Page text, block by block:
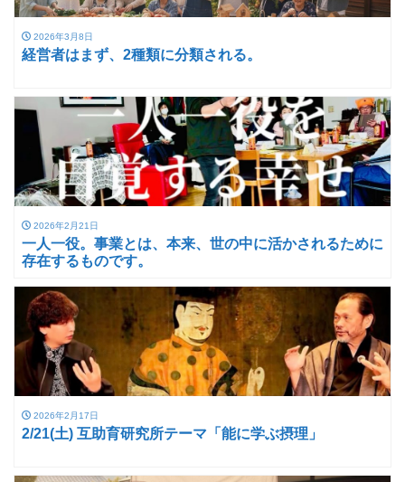
2026年3月8日
経営者はまず、2種類に分類される。
2026年2月21日
一人一役。事業とは、本来、世の中に活かされるために
存在するものです。
2026年2月17日
2/21(土) 互助育研究所テーマ「能に学ぶ摂理」